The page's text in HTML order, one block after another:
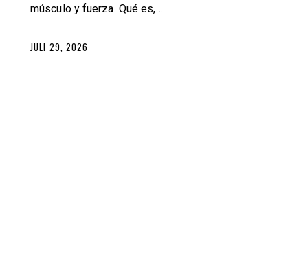
músculo y fuerza. Qué es,…
JULI 29, 2026